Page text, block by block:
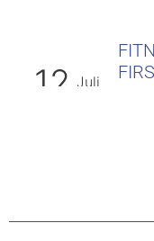
12 Juli